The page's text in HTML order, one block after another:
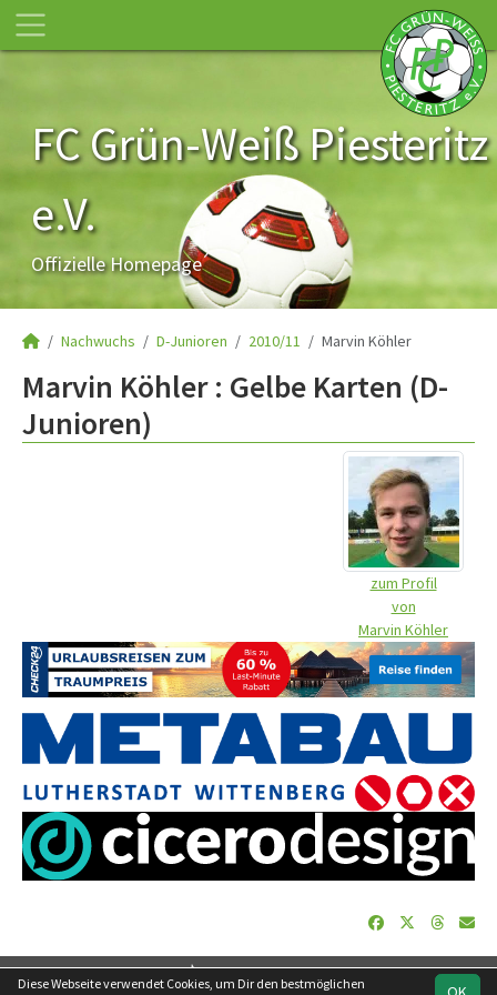
FC Grün-Weiß Piesteritz
e.V.
Offizielle Homepage
Nachwuchs D-Junioren 2010/11 Marvin Köhler
Marvin Köhler : Gelbe Karten (D-
Junioren)
zum Profil
von
Marvin Köhler
soccero.de
Diese Webseite verwendet Cookies, um Dir den bestmöglichen